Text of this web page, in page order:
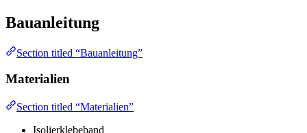
Bauanleitung
Section titled “Bauanleitung”
Materialien
Section titled “Materialien”
Isolierklebeband